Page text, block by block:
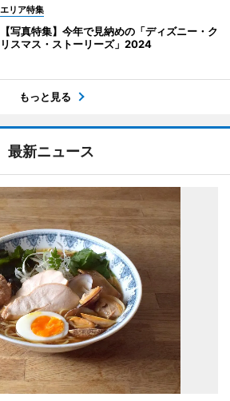
エリア特集
【写真特集】今年で見納めの「ディズニー・ク
リスマス・ストーリーズ」2024
もっと見る
最新ニュース